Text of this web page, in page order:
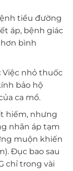
tiểu đường
áp, bệnh giác
bình
Việc nhỏ thuốc
bảo hộ
ca mổ.
hiếm, nhưng
nhãn áp tạm
muộn khiến
Đục bao sau
chỉ trong vài